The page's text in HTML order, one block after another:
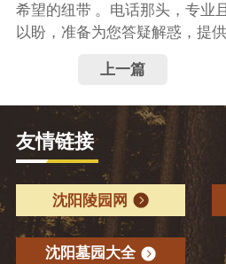
希望的纽带 。电话那头，专业
以盼，准备为您答疑解惑，提
上一篇
友情链接
沈阳陵园网
沈阳墓园大全